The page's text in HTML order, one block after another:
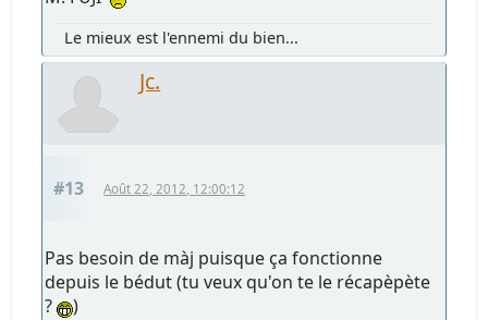
Le mieux est l'ennemi du bien...
Jc.
#13 Août 22, 2012, 12:00:12
Pas besoin de màj puisque ça fonctionne
depuis le bédut (tu veux qu'on te le récapèpète
?
)